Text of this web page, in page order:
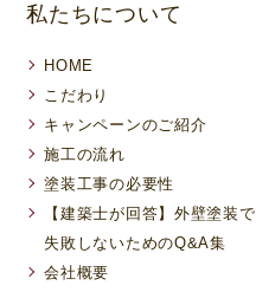
私たちについて
HOME
こだわり
キャンペーンのご紹介
施工の流れ
塗装工事の必要性
【建築士が回答】外壁塗装で
失敗しないためのQ&A集
会社概要